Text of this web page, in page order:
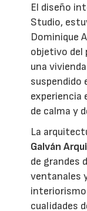
El diseño
Studio,
Dominique
objetivo del
una
suspendido
experiencia
de calma y
La
Galván
de grandes
ventanales
cualidades